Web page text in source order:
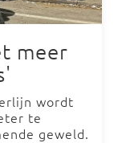
meer
wordt
te
geweld.